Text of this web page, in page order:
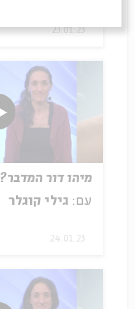
23.01.23
מיהו דור המדבר?
עם: גילי קוגלר
24.01.23